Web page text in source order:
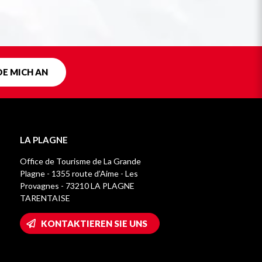
MICH AN
LA PLAGNE
Office de Tourisme de La Grande
Plagne - 1355 route d’Aime - Les
Provagnes - 73210 LA PLAGNE
TARENTAISE
KONTAKTIEREN SIE UNS